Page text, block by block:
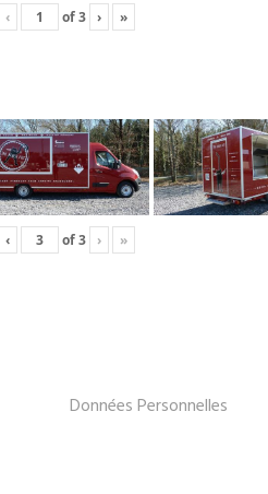
‹ of3 › »
‹ of3 › »
Données Personnelles